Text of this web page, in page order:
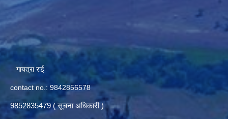
गायत्रा राई
contact no.: 9842856578
9852835479 ( सूचना अधिकारी )